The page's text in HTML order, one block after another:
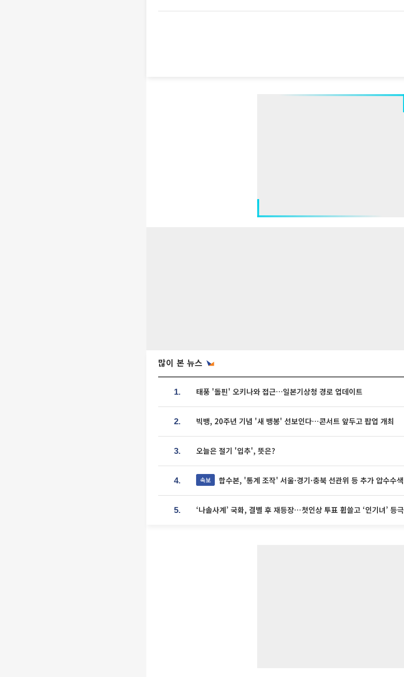
많이 본 뉴스
1. 태풍 '돌핀' 오키나와 접근…일본기상청 경로 업데이트
2. 빅뱅, 20주년 기념 '새 뱅봉' 선보인다⋯콘서트 앞두고 팝업 개최
3. 오늘은 절기 '입추', 뜻은?
4. 속보 합수본, '통계 조작' 서울·경기·충북 선관위 등 추가 압수수색
5. ‘나솔사계’ 국화, 결별 후 재등장⋯첫인상 투표 휩쓸고 ‘인기녀’ 등극